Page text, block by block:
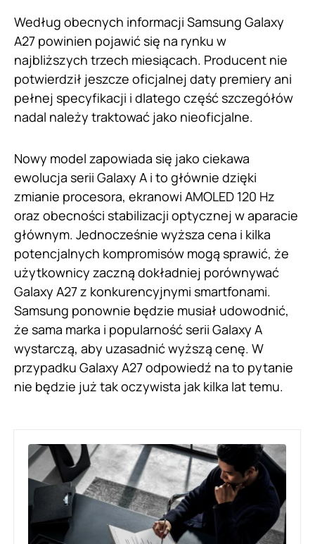
Według obecnych informacji Samsung Galaxy
A27 powinien pojawić się na rynku w
najbliższych trzech miesiącach. Producent nie
potwierdził jeszcze oficjalnej daty premiery ani
pełnej specyfikacji i dlatego część szczegółów
nadal należy traktować jako nieoficjalne.
Nowy model zapowiada się jako ciekawa
ewolucja serii Galaxy A i to głównie dzięki
zmianie procesora, ekranowi AMOLED 120 Hz
oraz obecności stabilizacji optycznej w aparacie
głównym. Jednocześnie wyższa cena i kilka
potencjalnych kompromisów mogą sprawić, że
użytkownicy zaczną dokładniej porównywać
Galaxy A27 z konkurencyjnymi smartfonami.
Samsung ponownie będzie musiał udowodnić,
że sama marka i popularność serii Galaxy A
wystarczą, aby uzasadnić wyższą cenę. W
przypadku Galaxy A27 odpowiedź na to pytanie
nie będzie już tak oczywista jak kilka lat temu.